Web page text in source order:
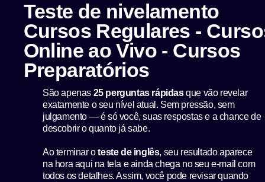
Teste de nivelamento
Cursos Regulares -
Online ao Vivo - Cursos
Preparatórios
São apenas 25 perguntas rápidasque vão revelar
exatamente o seu nível atual. Sem pressão, sem
julgamento — é só você, suas respostas e a chance de
descobrir o quanto já sabe.
Ao terminar oteste de inglês, seu resultado aparece
na hora aqui na tela e ainda chega no seu e-mail com
todos os detalhes. Assim, você pode revisar quando